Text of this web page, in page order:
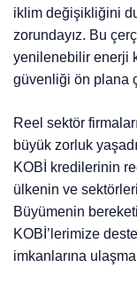
iklim değişikliğini
zorundayız. Bu
yenilenebilir enerji
güvenliği ön plana
Reel sektör
büyük zorluk
KOBİ kredilerinin
ülkenin ve
Büyümenin
KOBİ’lerimize
imkanlarına